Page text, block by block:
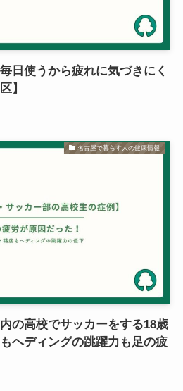
日使うから疲れに気づきにく
】
名古屋で暮らす人の健康情報
の高校でサッカーをする18歳
ヘディングの跳躍力も足の疲